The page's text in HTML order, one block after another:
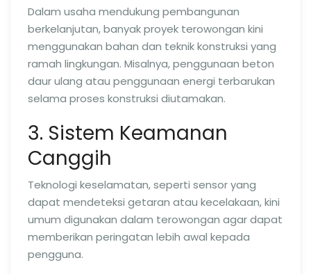
Dalam usaha mendukung pembangunan
berkelanjutan, banyak proyek terowongan kini
menggunakan bahan dan teknik konstruksi yang
ramah lingkungan. Misalnya, penggunaan beton
daur ulang atau penggunaan energi terbarukan
selama proses konstruksi diutamakan.
3. Sistem Keamanan
Canggih
Teknologi keselamatan, seperti sensor yang
dapat mendeteksi getaran atau kecelakaan, kini
umum digunakan dalam terowongan agar dapat
memberikan peringatan lebih awal kepada
pengguna.